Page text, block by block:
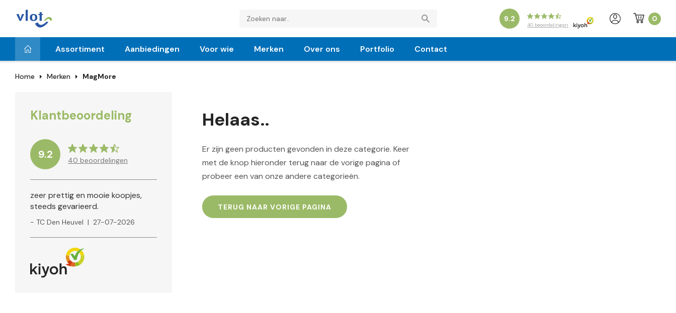
9.2
40 beoordelingen
0
Assortiment Aanbiedingen Voor wie Merken Over ons Portfolio Contact
Home Merken MagMore
Klantbeoordeling
9.2 40 beoordelingen
zeer prettig en mooie koopjes,
steeds gevarieerd.
- TC Den Heuvel | 27-07-2026
Helaas..
Er zijn geen producten gevonden in deze categorie. Keer
met de knop hieronder terug naar de vorige pagina of
probeer een van onze andere categorieën.
TERUG NAAR VORIGE PAGINA